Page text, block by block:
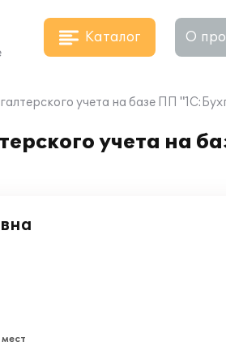
Каталог О
учета на базе ПП
учета на